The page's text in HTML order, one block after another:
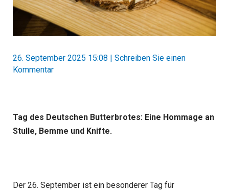
26. September 2025 15:08 | Schreiben Sie einen
Kommentar
Tag des Deutschen Butterbrotes: Eine Hommage an
Stulle, Bemme und Knifte.
Der 26. September ist ein besonderer Tag für